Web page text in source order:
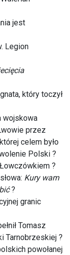
jest
Legion
który toczył
wojskowa
przez
celem było
Polski ?
?
Kury wam
?
granic
Tomasz
Tarnobrzeskiej ?
powołanej